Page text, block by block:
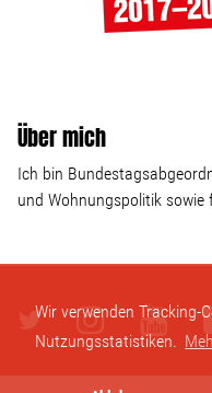
Wir verwenden Tracking-
Nutzungsstatistiken.
Über mich
Ich bin
und Wohnungspolitik sowie